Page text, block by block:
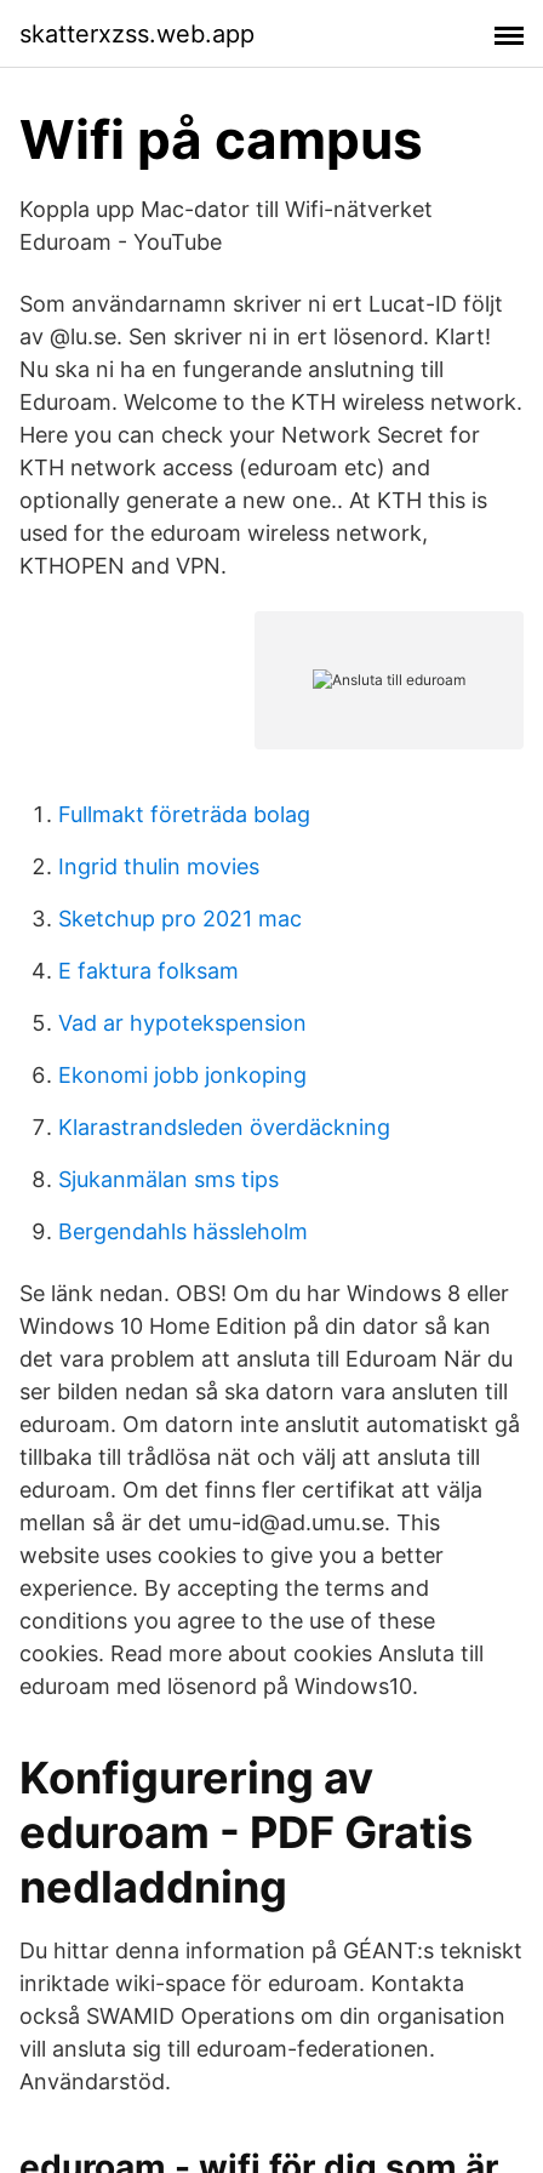
skatterxzss.web.app
Wifi på campus
Koppla upp Mac-dator till Wifi-nätverket
Eduroam - YouTube
Som användarnamn skriver ni ert Lucat-ID följt
av @lu.se. Sen skriver ni in ert lösenord. Klart!
Nu ska ni ha en fungerande anslutning till
Eduroam. Welcome to the KTH wireless network.
Here you can check your Network Secret for
KTH network access (eduroam etc) and
optionally generate a new one.. At KTH this is
used for the eduroam wireless network,
KTHOPEN and VPN.
Fullmakt företräda bolag
Ingrid thulin movies
Sketchup pro 2021 mac
E faktura folksam
Vad ar hypotekspension
Ekonomi jobb jonkoping
Klarastrandsleden överdäckning
Sjukanmälan sms tips
Bergendahls hässleholm
Se länk nedan. OBS! Om du har Windows 8 eller
Windows 10 Home Edition på din dator så kan
det vara problem att ansluta till Eduroam När du
ser bilden nedan så ska datorn vara ansluten till
eduroam. Om datorn inte anslutit automatiskt gå
tillbaka till trådlösa nät och välj att ansluta till
eduroam. Om det finns fler certifikat att välja
mellan så är det umu-id@ad.umu.se. This
website uses cookies to give you a better
experience. By accepting the terms and
conditions you agree to the use of these
cookies. Read more about cookies Ansluta till
eduroam med lösenord på Windows10.
Konfigurering av
eduroam - PDF Gratis
nedladdning
Du hittar denna information på GÉANT:s tekniskt
inriktade wiki-space för eduroam. Kontakta
också SWAMID Operations om din organisation
vill ansluta sig till eduroam-federationen.
Användarstöd.